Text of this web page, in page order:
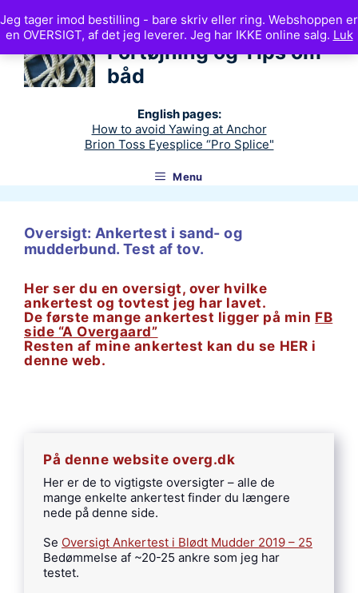
Jeg tager imod bestilling - bare skriv eller ring. Webshoppen er
en OVERSIGT, af det jeg leverer. Jeg har IKKE online salg. Luk
til
indhold
Ankerteknik
Fortøjning og Tips om
båd
English pages:
How to avoid Yawing at Anchor
Brion Toss Eyesplice “Pro Splice"
Menu
Oversigt: Ankertest i sand- og
mudderbund. Test af tov.
Her ser du en oversigt, over hvilke
ankertest og tovtest jeg har lavet.
De første mange ankertest ligger på min FB
side “A Overgaard”
Resten af mine ankertest kan du se HER i
denne web.
På denne website overg.dk
Her er de to vigtigste oversigter – alle de
mange enkelte ankertest finder du længere
nede på denne side.
Se Oversigt Ankertest i Blødt Mudder 2019 – 25
Bedømmelse af ~20-25 ankre som jeg har
testet.